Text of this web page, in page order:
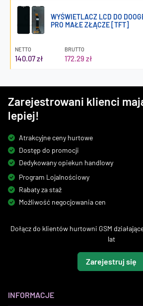
WYŚWIETLACZ LCD DO
PRO MAŁE ZŁĄCZE [TFT]
NETTO
140.07 zł
BRUTTO
172.29 zł
Zarejestrowani klienci
lepiej!
Atrakcyjne ceny hurtowe
Dostęp do promocji
Dedykowany opiekun handlowy
Program Lojalnościowy
Rabaty za staż
Możliwość negocjowania cen
Dołącz do klientów hurtowni GSM
lat
Zarejestruj się
INFORMACJE